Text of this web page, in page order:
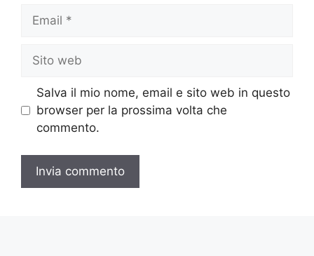
Email
Sito
web
Salva il mio nome, email e sito web in questo
browser per la prossima volta che
commento.